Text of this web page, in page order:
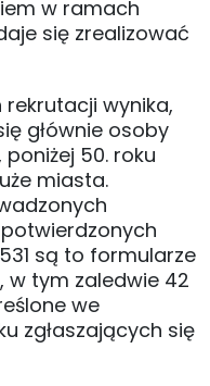
w ramach
się zrealizować
wynika,
głównie osoby
50. roku
miasta.
są to formularze
w tym zaledwie 42
we
zgłaszających się